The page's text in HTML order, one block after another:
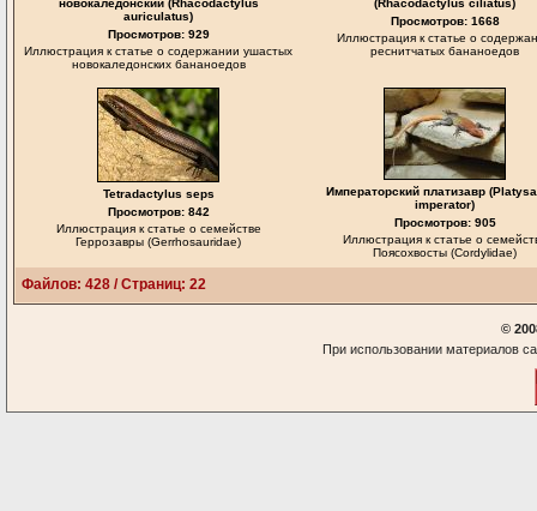
новокаледонский (Rhacodactylus
auriculatus)
Просмотров: 929
Иллюстрация к статье о содержании ушастых
новокаледонских бананоедов
(Rhacodactylus ciliatus)
Просмотров: 1668
Иллюстрация к статье о
реснитчатых бананоедов
Tetradactylus seps
Просмотров: 842
Иллюстрация к статье о семействе
Геррозавры (Gerrhosauridae)
Императорский платизавр
imperator)
Просмотров: 905
Иллюстрация к статье о
Поясохвосты (Cordylidae)
Файлов: 428 / Страниц: 22
©
При использовании материалов